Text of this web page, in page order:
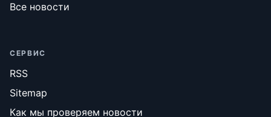
Все новости
СЕРВИС
RSS
Sitemap
Как мы проверяем новости